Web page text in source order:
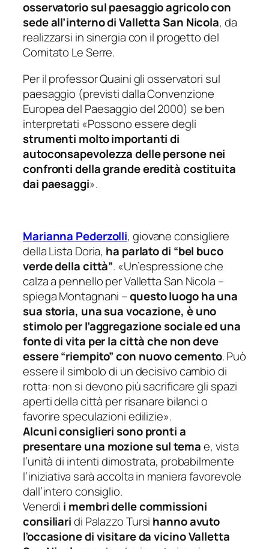
osservatorio sul paesaggio agricolo con
sede all’interno di Valletta San Nicola, da
realizzarsi in sinergia con il progetto del
Comitato Le Serre.
Per il professor Quaini gli osservatori sul
paesaggio (previsti dalla Convenzione
Europea del Paesaggio del 2000) se ben
interpretati «Possono essere degli
strumenti molto importanti di
autoconsapevolezza delle persone nei
confronti della grande eredità costituita
dai paesaggi».
Marianna Pederzolli, giovane consigliere
della Lista Doria, ha parlato di “bel buco
verde della città”. «Un’espressione che
calza a pennello per Valletta San Nicola –
spiega Montagnani –questo luogo ha una
sua storia, una sua vocazione, è uno
stimolo per l’aggregazione sociale ed una
fonte di vita per la città che non deve
essere “riempito” con nuovo cemento.Può
essere il simbolo di un decisivo cambio di
rotta: non si devono più sacrificare gli spazi
aperti della città per risanare bilanci o
favorire speculazioni edilizie».
Alcuni consiglieri sono pronti a
presentare una mozione sul temae, vista
l’unità di intenti dimostrata, probabilmente
l’iniziativa sarà accolta in maniera favorevole
dall’intero consiglio.
Venerdì i membri delle commissioni
consiliaridi Palazzo Tursi hanno avuto
l’occasione di visitare da vicino Valletta